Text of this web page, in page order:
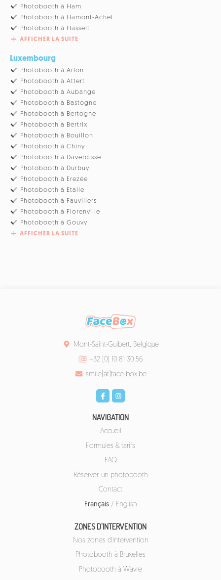
Photobooth à Ham
Photobooth à Hamont-Achel
Photobooth à Hasselt
AFFICHER LA SUITE
Luxembourg
Photobooth à Arlon
Photobooth à Attert
Photobooth à Aubange
Photobooth à Bastogne
Photobooth à Bertogne
Photobooth à Bertrix
Photobooth à Bouillon
Photobooth à Chiny
Photobooth à Daverdisse
Photobooth à Durbuy
Photobooth à Erezée
Photobooth à Etalle
Photobooth à Fauvillers
Photobooth à Florenville
Photobooth à Gouvy
AFFICHER LA SUITE
Mont-Saint-Guibert, Belgique
+32 (0) 10 81 30 56
smile[at]face-box.be
NAVIGATION
Accueil
Formules & tarifs
FAQ
Réserver un photobooth
Contact
Français/ English
ZONES D'INTERVENTION
Nos zones d'intervention
Photobooth à Bruxelles
Photobooth à Wavre